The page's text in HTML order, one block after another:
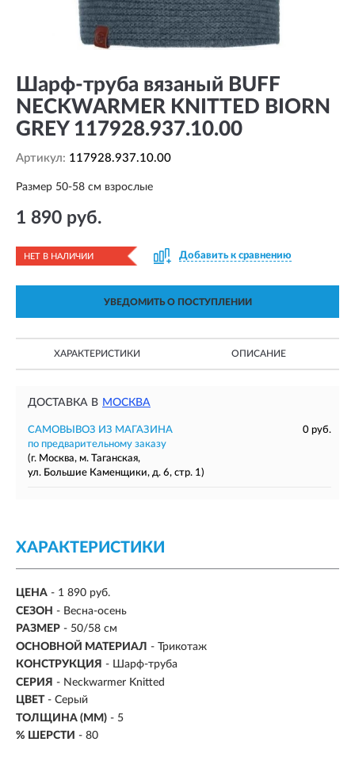
Шарф-труба вязаный BUFF
NECKWARMER KNITTED BIORN
GREY 117928.937.10.00
Артикул: 117928.937.10.00
Размер 50-58 см взрослые
1 890 руб.
НЕТ В НАЛИЧИИ Добавить к сравнению
УВЕДОМИТЬ О ПОСТУПЛЕНИИ
ХАРАКТЕРИСТИКИ ОПИСАНИЕ
ДОСТАВКА В МОСКВА
САМОВЫВОЗ ИЗ МАГАЗИНА
0 руб.
по предварительному заказу
(г. Москва, м. Таганская,
ул. Большие Каменщики, д. 6, стр. 1)
ХАРАКТЕРИСТИКИ
ЦЕНА - 1 890 руб.
СЕЗОН - Весна-осень
РАЗМЕР - 50/58 см
ОСНОВНОЙ МАТЕРИАЛ - Трикотаж
КОНСТРУКЦИЯ - Шарф-труба
СЕРИЯ - Neckwarmer Knitted
ЦВЕТ - Серый
ТОЛЩИНА (ММ) - 5
% ШЕРСТИ - 80